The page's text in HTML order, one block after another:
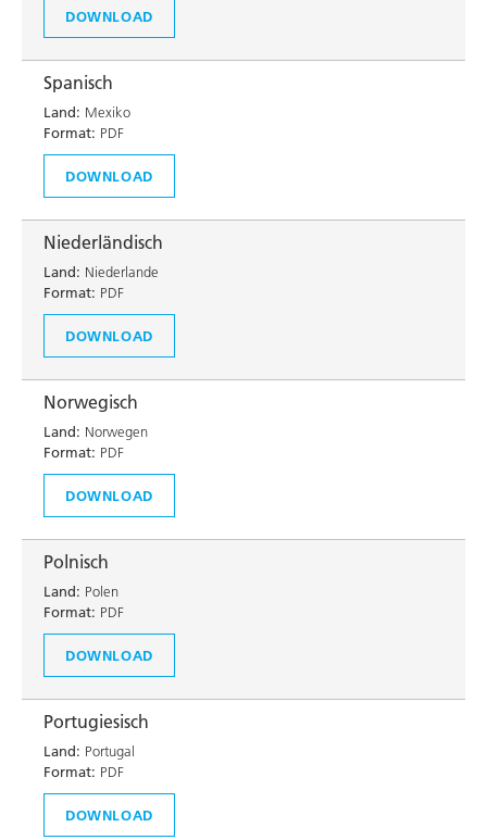
DOWNLOAD
Spanisch
Land: Mexiko
Format: PDF
DOWNLOAD
Niederländisch
Land: Niederlande
Format: PDF
DOWNLOAD
Norwegisch
Land: Norwegen
Format: PDF
DOWNLOAD
Polnisch
Land: Polen
Format: PDF
DOWNLOAD
Portugiesisch
Land: Portugal
Format: PDF
DOWNLOAD